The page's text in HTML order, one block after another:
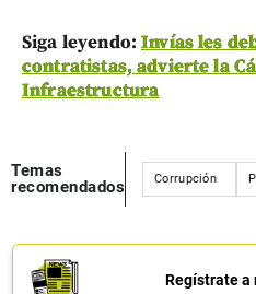
Siga leyendo:Invías les
contratistas, advierte la
Infraestructura
Temas
recomendados
Corrupción
Regístrate a